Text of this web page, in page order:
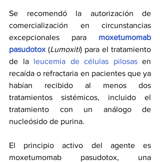
Se recomendó la autorización de
comercialización en circunstancias
excepcionales para moxetumomab
pasudotox (Lumoxiti) para el tratamiento
de la leucemia de células pilosas en
recaída o refractaria en pacientes que ya
habían recibido al menos dos
tratamientos sistémicos, incluido el
tratamiento con un análogo de
nucleósido de purina.
El principio activo del agente es
moxetumomab pasudotox, una